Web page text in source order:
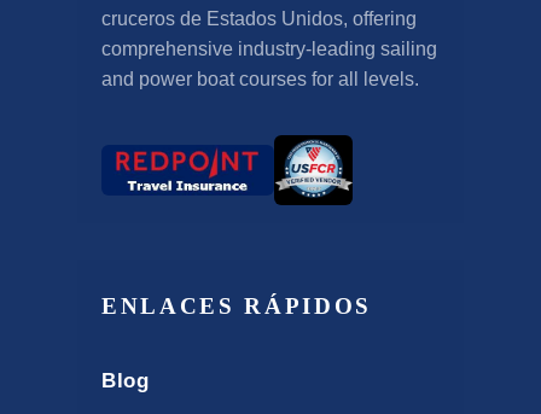
cruceros de Estados Unidos, offering
comprehensive industry-leading sailing
and power boat courses for all levels.
ENLACES RÁPIDOS
Blog